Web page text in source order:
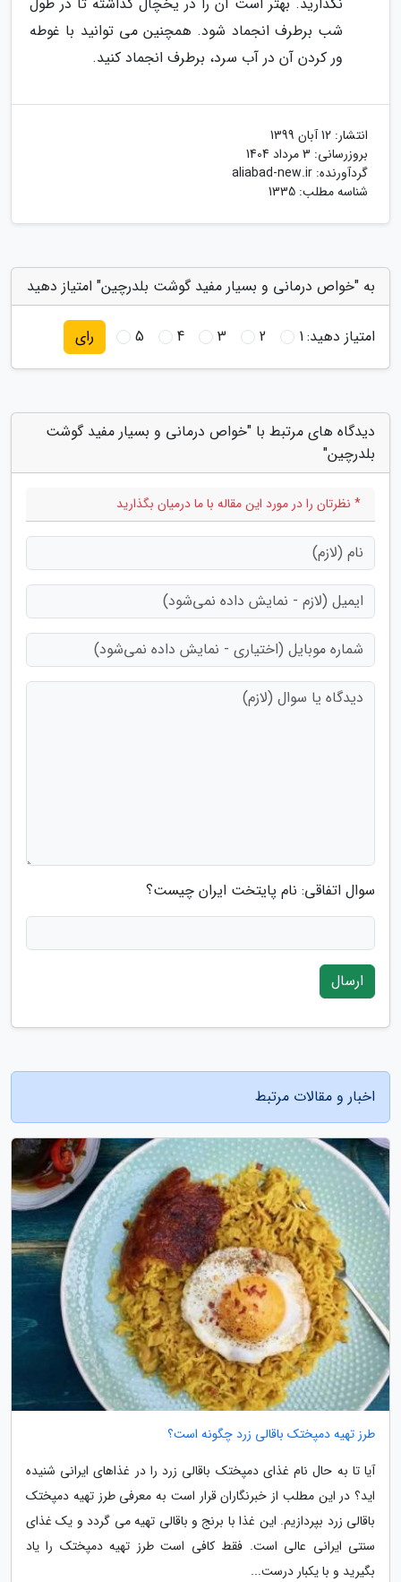
شب برطرف انجماد شود. همچنین می توانید با غوطه
ور کردن آن در آب سرد، برطرف انجماد کنید.
انتشار: 12 آبان 1399
بروزرسانی: 3 مرداد 1404
گردآورنده: aliabad-new.ir
شناسه مطلب: 1335
به "خواص درمانی و بسیار مفید گوشت بلدرچین" امتیاز دهید
امتیاز دهید:1
2
3
4
5 رای
دیدگاه های مرتبط با "خواص درمانی و بسیار مفید گوشت
بلدرچین"
* نظرتان را در مورد این مقاله با ما درمیان بگذارید
سوال اتفاقی: نام پایتخت ایران چیست؟
ارسال
اخبار و مقالات مرتبط
طرز تهیه دمپختک باقالی زرد چگونه است؟
آیا تا به حال نام غذای دمپختک باقالی زرد را در غذاهای ایرانی شنیده
اید؟ در این مطلب از خبرنگاران قرار است به معرفی طرز تهیه دمپختک
باقالی زرد بپردازیم. این غذا با برنج و باقالی تهیه می گردد و یک غذای
سنتی ایرانی عالی است. فقط کافی است طرز تهیه دمپختک را یاد
بگیرید و با یکبار درست...